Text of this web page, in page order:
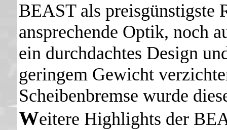
BEAST als preisgünstigste
ansprechende Optik, noch
ein durchdachtes Design
geringem Gewicht
Scheibenbremse wurde
Weitere Highlights der